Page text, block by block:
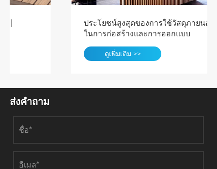
ประโยชน์สูงสุดของการใช้วัสดุภายนอก PE
ในการก่อสร้างและการออกแบบ
ดูเพิ่มเติม >>
ส่งคำถาม